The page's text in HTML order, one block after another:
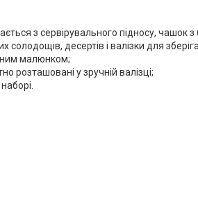
з сервірувального підносу, чашок
солодощів, десертів і валізки для
малюнком;
розташовані у зручній валізці;